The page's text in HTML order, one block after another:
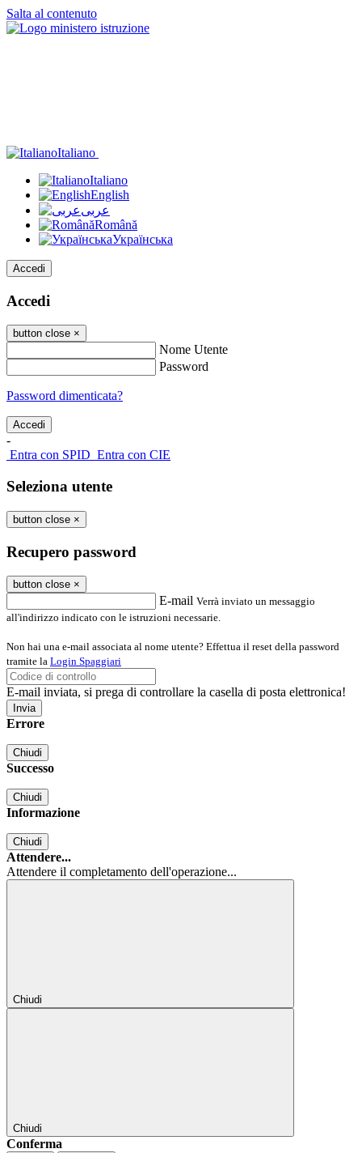
Salta al contenuto
Italiano
Italiano
English
عربى
Română
Українська
Accedi
Accedi
button close ×
Nome Utente
Password
Password dimenticata?
-
Entra con SPID Entra con CIE
Seleziona utente
button close ×
Recupero password
button close ×
E-mail Verrà inviato un messaggio
all'indirizzo indicato con le istruzioni necessarie.
Non hai una e-mail associata al nome utente? Effettua il reset della password
tramite la Login Spaggiari
E-mail inviata, si prega di controllare la casella di posta elettronica!
Errore
Chiudi
Successo
Chiudi
Informazione
Chiudi
Attendere...
Attendere il completamento dell'operazione...
Chiudi
Chiudi
Conferma